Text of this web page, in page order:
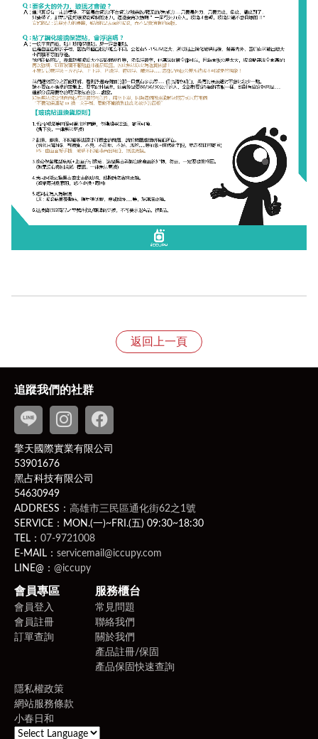
返回上一頁
追蹤我們的社群
擎天國際實業有限公司
53901676
黑占科技有限公司
54630949
ADDRESS： 高雄市三民區通化街62之1號
SERVICE：MON.(一)~FRI.(五) 09:30~18:30
TEL： 07-9721008
E-MAIL： servicemail@iccupy.com
LINE@： @iccupy
會員專區
會員登入
會員註冊
訂單查詢
服務櫃台
常見問題
聯絡我們
關於我們
產品註冊/保固
產品保固快速查詢
隱私權政策
網站服務條款
小春日和